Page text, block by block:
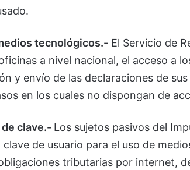
tecnológicos.- El Servicio de
a nivel nacional, el acceso a
y envío de las declaraciones de
en los cuales no dispongan de
clave.- Los sujetos pasivos del
de usuario para el uso de
tributarias por internet,